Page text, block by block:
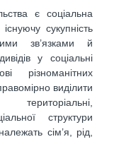
є соціальна
сукупність
зв’язками й
у соціальні
різноманітних
виділити
територіальні,
структури
сім’я, рід,